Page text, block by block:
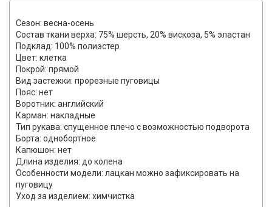
Сезон: весна-осень
Состав ткани верха: 75% шерсть, 20% вискоза, 5% эластан
Подклад: 100% полиэстер
Цвет: клетка
Покрой: прямой
Вид застежки: прорезные пуговицы
Пояс: нет
Воротник: английский
Карман: накладные
Тип рукава: спущенное плечо с возможностью подворота
Борта: однобортное
Капюшон: нет
Длина изделия: до колена
Особенности модели: лацкан можно зафиксировать на
пуговицу
Уход за изделием: химчистка